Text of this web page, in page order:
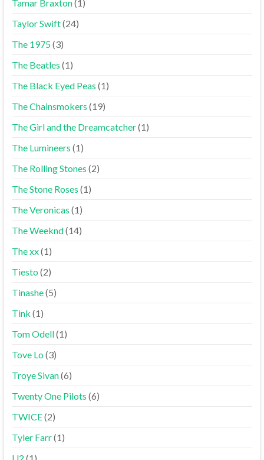
Tamar Braxton(1)
Taylor Swift(24)
The 1975(3)
The Beatles (1)
The Black Eyed Peas (1)
The Chainsmokers (19)
The Girl and the Dreamcatcher(1)
The Lumineers (1)
The Rolling Stones (2)
The Stone Roses (1)
The Veronicas (1)
The Weeknd(14)
The xx(1)
Tiesto(2)
Tinashe(5)
Tink (1)
Tom Odell(1)
Tove Lo(3)
Troye Sivan(6)
Twenty One Pilots (6)
TWICE(2)
Tyler Farr(1)